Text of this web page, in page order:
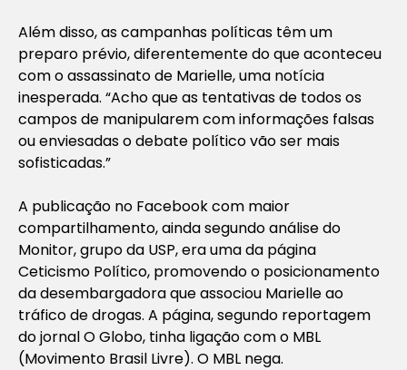
Além disso, as campanhas políticas têm um
preparo prévio, diferentemente do que aconteceu
com o assassinato de Marielle, uma notícia
inesperada. “Acho que as tentativas de todos os
campos de manipularem com informações falsas
ou enviesadas o debate político vão ser mais
sofisticadas.”
A publicação no Facebook com maior
compartilhamento, ainda segundo análise do
Monitor, grupo da USP, era uma da página
Ceticismo Político, promovendo o posicionamento
da desembargadora que associou Marielle ao
tráfico de drogas. A página, segundo reportagem
do jornal O Globo, tinha ligação com o MBL
(Movimento Brasil Livre). O MBL nega.